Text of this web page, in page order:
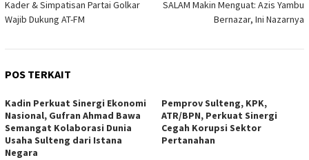
pos
Kader & Simpatisan Partai Golkar
Wajib Dukung AT-FM
SALAM Makin Menguat: Azis Yambu
Bernazar, Ini Nazarnya
POS TERKAIT
Kadin Perkuat Sinergi Ekonomi
Nasional, Gufran Ahmad Bawa
Semangat Kolaborasi Dunia
Usaha Sulteng dari Istana
Negara
Pemprov Sulteng, KPK,
ATR/BPN, Perkuat Sinergi
Cegah Korupsi Sektor
Pertanahan